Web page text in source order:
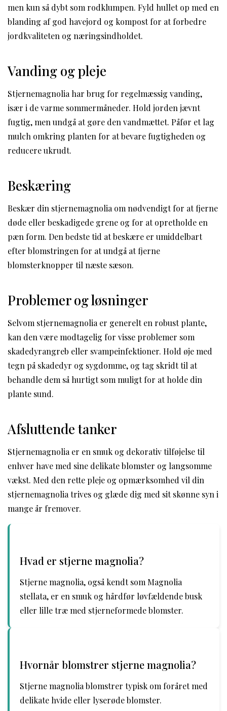
men kun så dybt som rodklumpen. Fyld hullet op med en
blanding af god havejord og kompost for at forbedre
jordkvaliteten og næringsindholdet.
Vanding og pleje
Stjernemagnolia har brug for regelmæssig vanding,
især i de varme sommermåneder. Hold jorden jævnt
fugtig, men undgå at gøre den vandmættet. Påfør et lag
mulch omkring planten for at bevare fugtigheden og
reducere ukrudt.
Beskæring
Beskær din stjernemagnolia om nødvendigt for at fjerne
døde eller beskadigede grene og for at opretholde en
pæn form. Den bedste tid at beskære er umiddelbart
efter blomstringen for at undgå at fjerne
blomsterknopper til næste sæson.
Problemer og løsninger
Selvom stjernemagnolia er generelt en robust plante,
kan den være modtagelig for visse problemer som
skadedyrangreb eller svampeinfektioner. Hold øje med
tegn på skadedyr og sygdomme, og tag skridt til at
behandle dem så hurtigt som muligt for at holde din
plante sund.
Afsluttende tanker
Stjernemagnolia er en smuk og dekorativ tilføjelse til
enhver have med sine delikate blomster og langsomme
vækst. Med den rette pleje og opmærksomhed vil din
stjernemagnolia trives og glæde dig med sit skønne syn i
mange år fremover.
Hvad er stjerne magnolia?
Stjerne magnolia, også kendt som Magnolia
stellata, er en smuk og hårdfør løvfældende busk
eller lille træ med stjerneformede blomster.
Hvornår blomstrer stjerne magnolia?
Stjerne magnolia blomstrer typisk om foråret med
delikate hvide eller lyserøde blomster.